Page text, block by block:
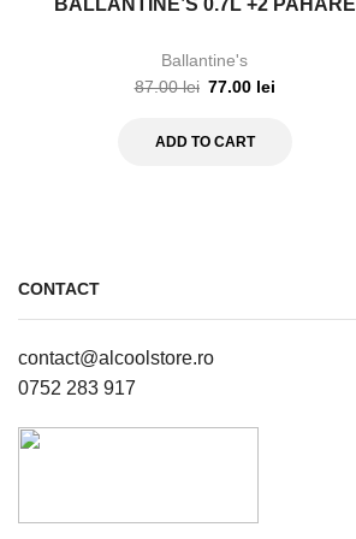
BALLANTINE’S 0.7L +2 PAHARE
Ballantine's
87.00lei 77.00 lei
ADD TO CART
CONTACT
contact@alcoolstore.ro
0752 283 917